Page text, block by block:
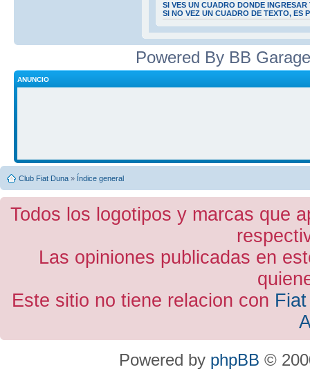
SI VES UN CUADRO DONDE
SI NO VEZ UN CUADRO DE TEXTO, ES
Powered By BB
ANUNCIO
Club Fiat Duna » Índice general
Todos los logotipos y marcas que
Las opiniones publicadas en
Este sitio no tiene relacion con
Powered by phpBB ©